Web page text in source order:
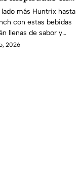
Huntrix
a la escuela
a clases
son saludables y
lado más Huntrix hasta
con estas bebidas
llenas de sabor y
2026